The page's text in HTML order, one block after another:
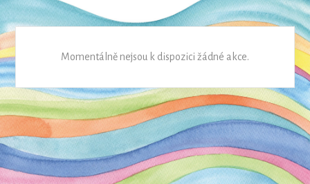
Momentálně nejsou k dispozici žádné akce.